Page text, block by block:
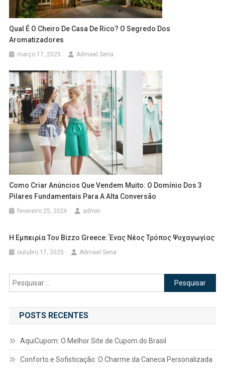
Qual É O Cheiro De Casa De Rico? O Segredo Dos
Aromatizadores
março 17, 2025 Admael Sena
Como Criar Anúncios Que Vendem Muito: O Domínio Dos 3
Pilares Fundamentais Para A Alta Conversão
fevereiro 25, 2026 admin
Η Εμπειρία Του Bizzo Greece: Ένας Νέος Τρόπος Ψυχαγωγίας
outubro 17, 2025 Admael Sena
Pesquisar
por:
POSTS RECENTES
AquiCupom: O Melhor Site de Cupom do Brasil
Conforto e Sofisticação: O Charme da Caneca Personalizada